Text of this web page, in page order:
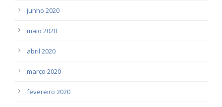
junho 2020
maio 2020
abril 2020
março 2020
fevereiro 2020